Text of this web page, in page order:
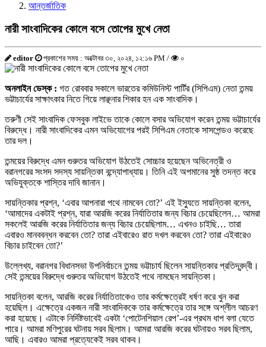
আন্তর্জাতিক
নারী সাংবাদিকের কোলে বসে তোপের মুখে নেতা
editor প্রকাশের সময় : অক্টোবর ৩০, ২০২৪, ১২:১৬ PM / ০
অনলাইন ডেস্ক : গত রোববার সকালে ভারতের কমিউনিস্ট পার্টির (সিপিএম) নেতা তন্ময়
ভট্টাচার্যের সাক্ষাৎকার নিতে গিয়ে লাঞ্ছনার শিকার হন এক সাংবাদিক।
তরুণী সেই সাংবাদিক ফেসবুক লাইভে তাকে কোলে বসার অভিযোগ করেন তন্ময় ভট্টাচার্যের
বিরুদ্ধে। নারী সাংবাদিকের এমন অভিযোগের পরই সিপিএম নেতাকে সাসপেন্ডও করেছে
তার দল।
তন্ময়ের বিরুদ্ধে এমন গুরুতর অভিযোগ উঠতেই সোচ্চার হয়েছেন অভিনেত্রী ও
বরানগরের সংসদ সদস্য সায়ন্তিকা বন্দ্যোপাধ্যায়। তিনি এই অপমানের সুষ্ঠ তদন্ত করে
অভিযুক্তকে শাস্তির দাবি জানান।
সায়ন্তিকার প্রশ্ন, ‘এবার আপনারা পথে নামবেন তো?’ এই ইস্যুতে সায়ন্তিকা বলেন,
‘আমাদের একটাই প্রশ্ন, যারা আরজি করের নির্যাতিতার জন্য বিচার চেয়েছিলেন… আমরা
সকলেই আরজি করের নির্যাতিতার জন্য বিচার চেয়েছিলাম… এখনও চাইছি… তারা
এবারও মানববন্ধন করবেন তো? তারা এইবারেও রাত দখল করবেন তো? তারা এইবারেও
বিচার চাইবেন তো?’
উল্লেখ্য, বরানগর বিধানসভা উপনির্বাচনে তন্ময় ভট্টাচার্য ছিলেন সায়ন্তিকার প্রতিদ্বন্দ্বী।
সেই তন্ময়ের বিরুদ্ধে গুরুতর অভিযোগ উঠতেই পথে নামছেন সায়ন্তিকা।
সায়ন্তিকা বলেন, আরজি করের নির্যাতিতাকেও তার কর্মক্ষেত্রেই ধর্ষণ করে খুন করা
হয়েছিল। এক্ষেত্রে একজন নারী সাংবাদিককে তার কর্মক্ষেত্রে তার সঙ্গে অশ্লীল আচরণ
করা হয়েছে। এটাকে নির্দিষ্টভাবেই একটা ‘পোটেনশিয়াল রেপ’-এর প্রথম ধাপ বলা যেতে
পারে। আমরা মণিপুরের ঘটনায় সরব ছিলাম। আমরা আরজি করের ঘটনায়ও সরব ছিলাম,
আছি। এবারও আমরা প্রত্যেকেই সরব থাকব।